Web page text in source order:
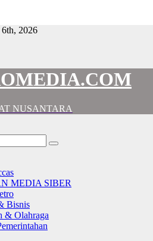
2026
NUSANTARA
MEDIA SIBER
Bisnis
& Olahraga